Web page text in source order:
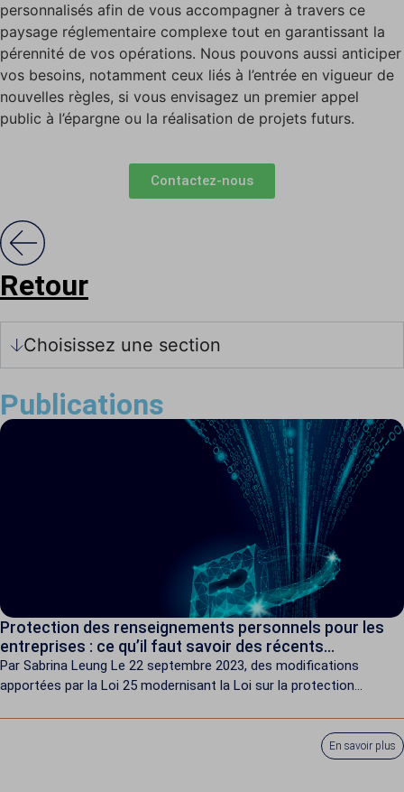
personnalisés afin de vous accompagner à travers ce
paysage réglementaire complexe tout en garantissant la
pérennité de vos opérations. Nous pouvons aussi anticiper
vos besoins, notamment ceux liés à l’entrée en vigueur de
nouvelles règles, si vous envisagez un premier appel
public à l’épargne ou la réalisation de projets futurs.
Contactez-nous
Retour
Choisissez une section
Publications
Protection des renseignements personnels pour les
entreprises : ce qu’il faut savoir des récents
changements
Par Sabrina Leung Le 22 septembre 2023, des modifications
apportées par la Loi 25 modernisant la Loi sur la protection...
En savoir plus